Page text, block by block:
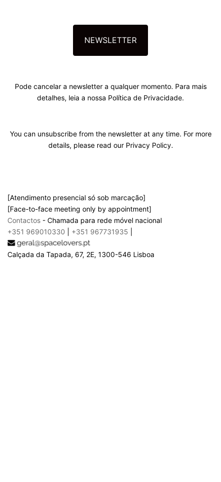
NEWSLETTER
Pode cancelar a newsletter a qualquer momento. Para mais
detalhes, leia a nossa Política de Privacidade.
You can unsubscribe from the newsletter at any time. For more
details, please read our Privacy Policy.
[Atendimento presencial só sob marcação]
[Face-to-face meeting only by appointment]
Contactos - Chamada para rede móvel nacional
+351 969010330
+351 967731935
Calçada da Tapada, 67, 2E, 1300-546 Lisboa